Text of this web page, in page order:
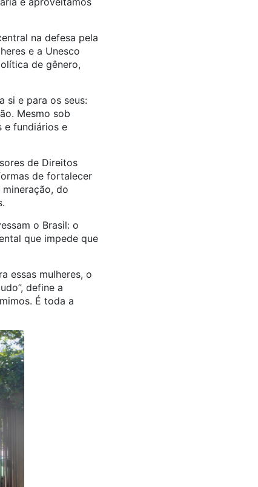
na defesa pela
e a Unesco
de gênero,
si e para os seus:
Mesmo sob
e fundiários e
de Direitos
de fortalecer
do
o Brasil: o
que impede que
essas mulheres, o
define a
É toda a